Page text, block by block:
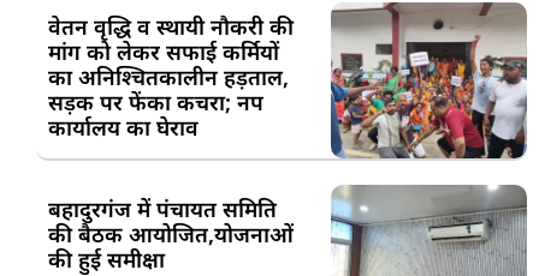
वेतन वृद्धि व स्थायी नौकरी की
मांग को लेकर सफाई कर्मियों
का अनिश्चितकालीन हड़ताल,
सड़क पर फेंका कचरा; नप
कार्यालय का घेराव
बहादुरगंज में पंचायत समिति
की बैठक आयोजित,योजनाओं
की हुई समीक्षा